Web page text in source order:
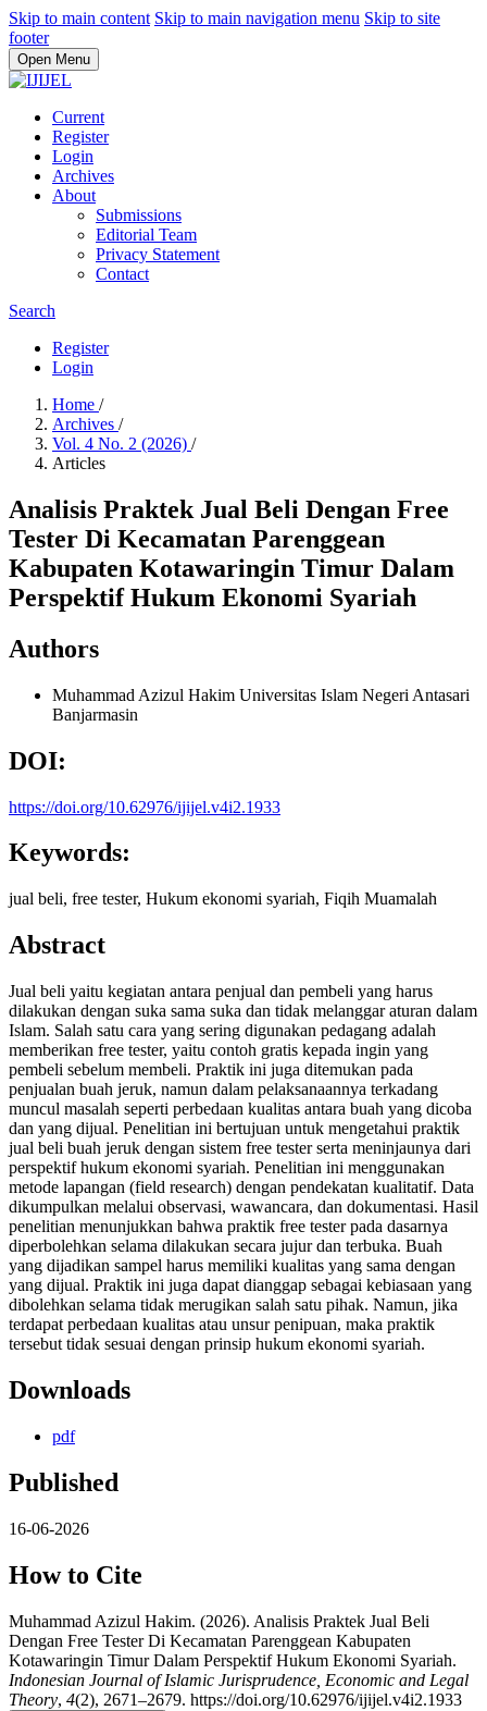
Skip to main content Skip to main navigation menu Skip to site
footer
Open Menu
Current
Register
Login
Archives
About
Submissions
Editorial Team
Privacy Statement
Contact
Search
Register
Login
Home /
Archives /
Vol. 4 No. 2 (2026) /
Articles
Analisis Praktek Jual Beli Dengan Free
Tester Di Kecamatan Parenggean
Kabupaten Kotawaringin Timur Dalam
Perspektif Hukum Ekonomi Syariah
Authors
Muhammad Azizul Hakim Universitas Islam Negeri Antasari
Banjarmasin
DOI:
https://doi.org/10.62976/ijijel.v4i2.1933
Keywords:
jual beli, free tester, Hukum ekonomi syariah, Fiqih Muamalah
Abstract
Jual beli yaitu kegiatan antara penjual dan pembeli yang harus
dilakukan dengan suka sama suka dan tidak melanggar aturan dalam
Islam. Salah satu cara yang sering digunakan pedagang adalah
memberikan free tester, yaitu contoh gratis kepada ingin yang
pembeli sebelum membeli. Praktik ini juga ditemukan pada
penjualan buah jeruk, namun dalam pelaksanaannya terkadang
muncul masalah seperti perbedaan kualitas antara buah yang dicoba
dan yang dijual. Penelitian ini bertujuan untuk mengetahui praktik
jual beli buah jeruk dengan sistem free tester serta meninjaunya dari
perspektif hukum ekonomi syariah. Penelitian ini menggunakan
metode lapangan (field research) dengan pendekatan kualitatif. Data
dikumpulkan melalui observasi, wawancara, dan dokumentasi. Hasil
penelitian menunjukkan bahwa praktik free tester pada dasarnya
diperbolehkan selama dilakukan secara jujur dan terbuka. Buah
yang dijadikan sampel harus memiliki kualitas yang sama dengan
yang dijual. Praktik ini juga dapat dianggap sebagai kebiasaan yang
dibolehkan selama tidak merugikan salah satu pihak. Namun, jika
terdapat perbedaan kualitas atau unsur penipuan, maka praktik
tersebut tidak sesuai dengan prinsip hukum ekonomi syariah.
Downloads
pdf
Published
16-06-2026
How to Cite
Muhammad Azizul Hakim. (2026). Analisis Praktek Jual Beli
Dengan Free Tester Di Kecamatan Parenggean Kabupaten
Kotawaringin Timur Dalam Perspektif Hukum Ekonomi Syariah.
Indonesian Journal of Islamic Jurisprudence, Economic and Legal
Theory, 4(2), 2671–2679. https://doi.org/10.62976/ijijel.v4i2.1933